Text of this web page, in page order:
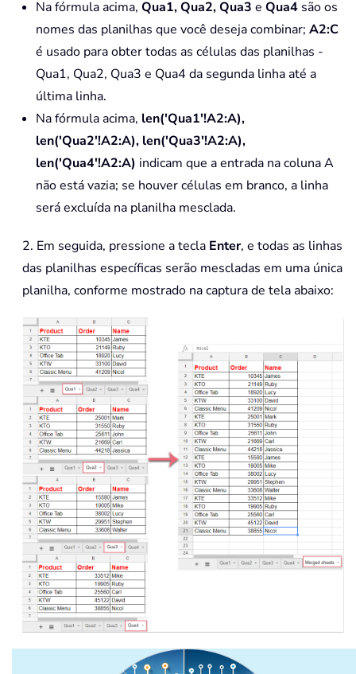
Na fórmula acima, Qua1, Qua2, Qua3 e Qua4 são os
nomes das planilhas que você deseja combinar; A2:C
é usado para obter todas as células das planilhas -
Qua1, Qua2, Qua3 e Qua4 da segunda linha até a
última linha.
Na fórmula acima, len('Qua1'!A2:A),
len('Qua2'!A2:A), len('Qua3'!A2:A),
len('Qua4'!A2:A) indicam que a entrada na coluna A
não está vazia; se houver células em branco, a linha
será excluída na planilha mesclada.
2. Em seguida, pressione a tecla Enter, e todas as linhas
das planilhas específicas serão mescladas em uma única
planilha, conforme mostrado na captura de tela abaixo: